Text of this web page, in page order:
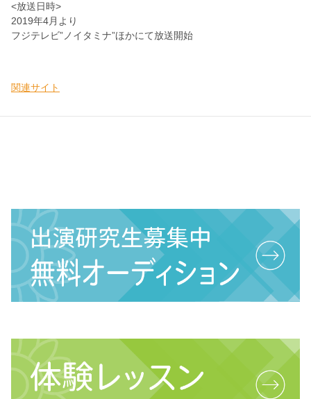
<放送日時>
2019年4月より
フジテレビ”ノイタミナ”ほかにて放送開始
関連サイト